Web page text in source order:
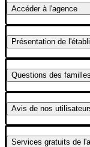
Accéderà l'agence
Présentation de
Questions des familles
Avis de nos
Services gratuits de